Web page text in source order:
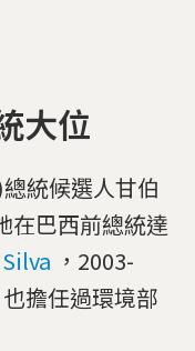
大位
統候選人甘伯
在巴西前總統達
，2003-
擔任過環境部